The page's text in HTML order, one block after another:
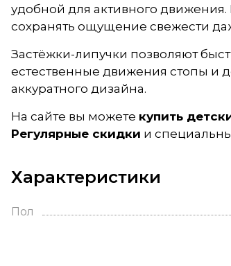
удобной для активного движения.
сохранять ощущение свежести
Застёжки-липучки позволяют
естественные движения стопы и
аккуратного дизайна.
На сайте вы можете купить
Регулярные скидки и
Характеристики
Пол